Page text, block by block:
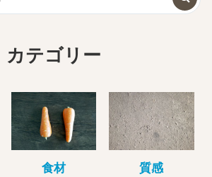
カテゴリー
食材 質感